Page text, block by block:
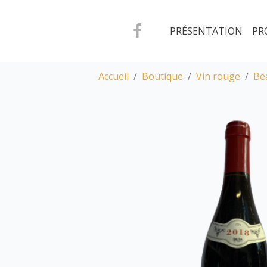
PRÉSENTATION
Accueil Boutique Vin rouge